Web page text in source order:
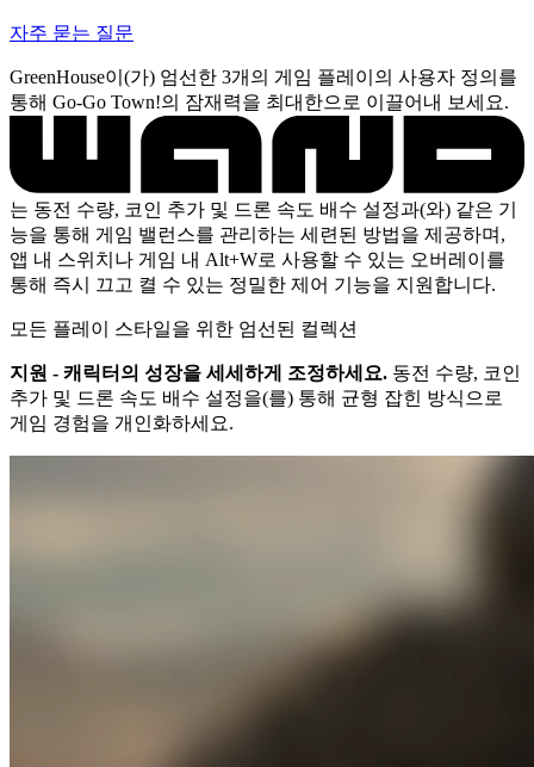
자주 묻는 질문
GreenHouse이(가) 엄선한 3개의 게임 플레이의 사용자 정의를
통해 Go-Go Town!의 잠재력을 최대한으로 이끌어내 보세요.
는 동전 수량, 코인 추가 및 드론 속도 배수 설정과(와) 같은 기
능을 통해 게임 밸런스를 관리하는 세련된 방법을 제공하며,
앱 내 스위치나 게임 내 Alt+W로 사용할 수 있는 오버레이를
통해 즉시 끄고 켤 수 있는 정밀한 제어 기능을 지원합니다.
모든 플레이 스타일을 위한 엄선된 컬렉션
지원 - 캐릭터의 성장을 세세하게 조정하세요. 동전 수량, 코인
추가 및 드론 속도 배수 설정을(를) 통해 균형 잡힌 방식으로
게임 경험을 개인화하세요.